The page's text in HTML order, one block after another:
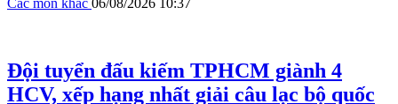
Các môn khác 06/08/2026 10:37
Đội tuyển đấu kiếm TPHCM giành 4
HCV, xếp hạng nhất giải câu lạc bộ quốc